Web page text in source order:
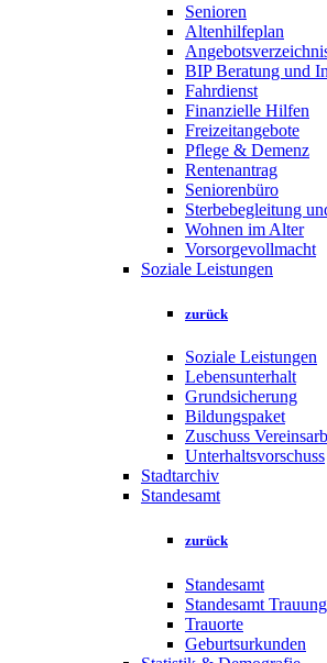
Senioren
Altenhilfeplan
BIP Beratung und
Fahrdienst
Finanzielle Hilfen
Freizeitangebote
Pflege & Demenz
Rentenantrag
Seniorenbüro
Sterbebegleitung
Wohnen im Alter
Vorsorgevollmacht
Soziale Leistungen
zurück
Soziale Leistungen
Lebensunterhalt
Grundsicherung
Bildungspaket
Zuschuss
Unterhaltsvorschuss
Stadtarchiv
Standesamt
zurück
Standesamt
Standesamt Trauung
Trauorte
Geburtsurkunden